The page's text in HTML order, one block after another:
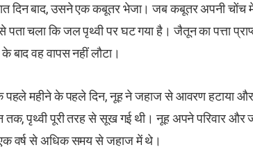
दिन बाद, उसने एक कबूतर भेजा। जब कबूतर अपनी चोंच
पता चला कि जल पृथ्वी पर घट गया है। जैतून का पत्ता
बाद वह वापस नहीं लौटा।
पहले महीने के पहले दिन, नूह ने जहाज से आवरण हटाया
तक, पृथ्वी पूरी तरह से सूख गई थी। नूह अपने परिवार और
वर्ष से अधिक समय से जहाज में थे।